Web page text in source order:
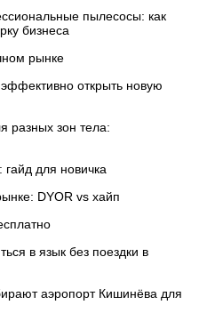
пылесосы: как
бизнеса
рынке
открыть новую
разных зон тела:
гайд для новичка
DYOR vs хайп
в язык без поездки в
аэропорт Кишинёва для